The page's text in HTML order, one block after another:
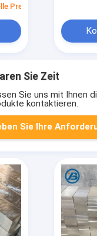
Preis
Sie Zeit
Sie uns mit Ihnen
kontaktieren.
Sie Ihre